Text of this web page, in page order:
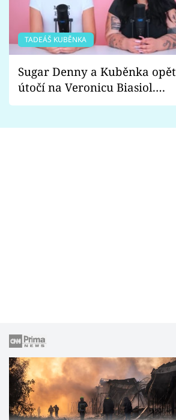
TADEÁŠ KUBĚNKA
Sugar Denny a Kuběnka opět
útočí na Veronicu Biasiol.
Proč je podle nich falešná a